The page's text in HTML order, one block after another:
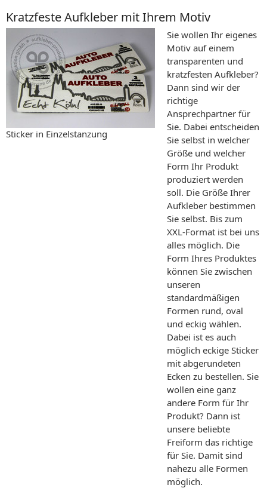
Kratzfeste Aufkleber mit Ihrem Motiv
Sticker in Einzelstanzung
Sie wollen Ihr eigenes
Motiv auf einem
transparenten und
kratzfesten Aufkleber?
Dann sind wir der
richtige
Ansprechpartner für
Sie. Dabei entscheiden
Sie selbst in welcher
Größe und welcher
Form Ihr Produkt
produziert werden
soll. Die Größe Ihrer
Aufkleber bestimmen
Sie selbst. Bis zum
XXL-Format ist bei uns
alles möglich. Die
Form Ihres Produktes
können Sie zwischen
unseren
standardmäßigen
Formen rund, oval
und eckig wählen.
Dabei ist es auch
möglich eckige Sticker
mit abgerundeten
Ecken zu bestellen. Sie
wollen eine ganz
andere Form für Ihr
Produkt? Dann ist
unsere beliebte
Freiform das richtige
für Sie. Damit sind
nahezu alle Formen
möglich.